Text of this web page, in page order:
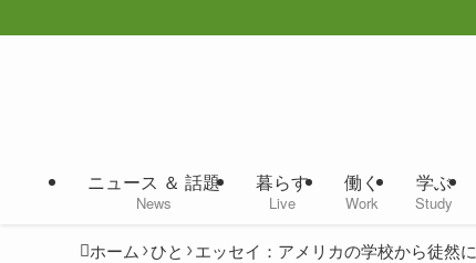
ニュース ＆ 話題
News
暮らす
Live
働く
Work
学ぶ
Study
ホーム ひと エッセイ：アメリカの学校から徒然に